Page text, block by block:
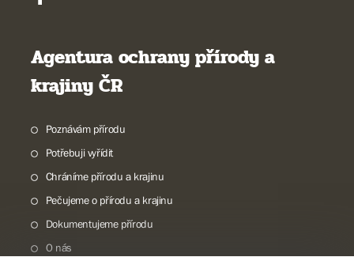
Agentura ochrany přírody a
krajiny ČR
Poznávám přírodu
Potřebuji vyřídit
Chráníme přírodu a krajinu
Pečujeme o přírodu a krajinu
Dokumentujeme přírodu
O nás